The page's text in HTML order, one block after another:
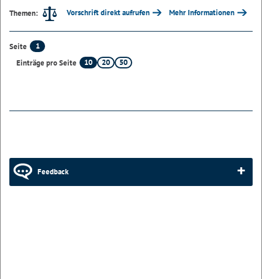
Themen:
Vorschrift direkt aufrufen Mehr Informationen
Seite
1
Einträge pro Seite
10 20 50
Feedback